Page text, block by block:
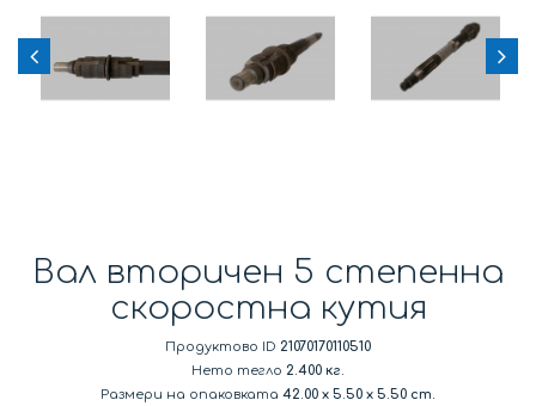
Вал вторичен 5 степенна
скоростна кутия
Продуктово ID 21070170110510
Нето тегло 2.400 кг.
Размери на опаковката 42.00 x 5.50 x 5.50 cm.